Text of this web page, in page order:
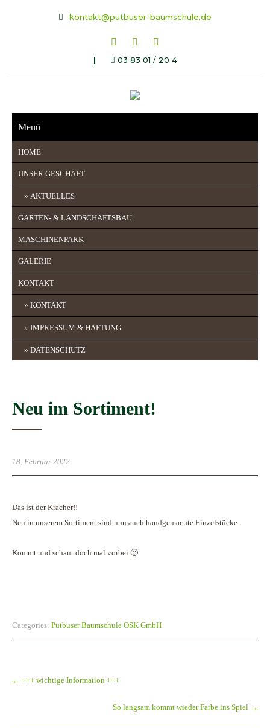
kontakt@putbuser-baumschule.de
| 03 83 01 / 20 4
Menü
HOME
UNSER GESCHÄFT
AKTUELLES
GARTEN- & LANDSCHAFTSBAU
MASCHINENPARK
GALERIE
KONTAKT
KONTAKT
IMPRESSUM & HAFTUNG
DATENSCHUTZ
Neu im Sortiment!
18. Februar 2022
Das ist der Kracher!!
Neu in unserem Sortiment sind nun auch handgemachte Einzelstücke.
Kommt und schaut doch mal vorbei 🙂
Categories: Putbuser Baumschule OSK GmbH
navigation
← +++ wichtige Information +++
So langsam kommt wieder Farbe ins Spiel →